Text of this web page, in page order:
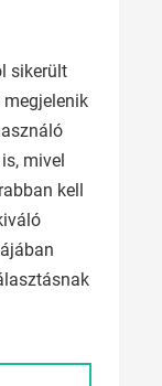
sikerült
mivel
kell